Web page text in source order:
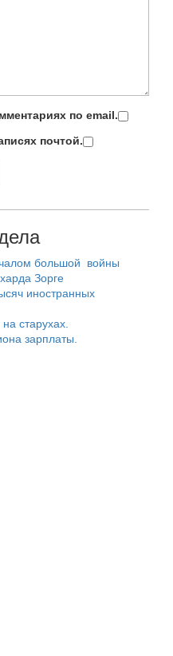
по email.
почтой.
большой войны
Зорге
иностранных
старухах.
зарплаты.